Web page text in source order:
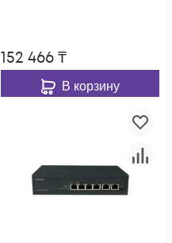
152 466₸
В корзину